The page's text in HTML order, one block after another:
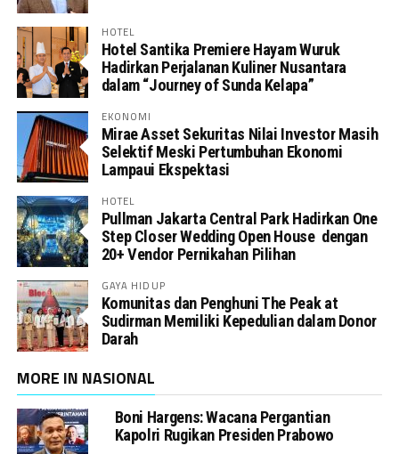
HOTEL
Hotel Santika Premiere Hayam Wuruk
Hadirkan Perjalanan Kuliner Nusantara
dalam “Journey of Sunda Kelapa”
EKONOMI
Mirae Asset Sekuritas Nilai Investor Masih
Selektif Meski Pertumbuhan Ekonomi
Lampaui Ekspektasi
HOTEL
Pullman Jakarta Central Park Hadirkan One
Step Closer Wedding Open House dengan
20+ Vendor Pernikahan Pilihan
GAYA HIDUP
Komunitas dan Penghuni The Peak at
Sudirman Memiliki Kepedulian dalam Donor
Darah
MORE IN NASIONAL
Boni Hargens: Wacana Pergantian
Kapolri Rugikan Presiden Prabowo